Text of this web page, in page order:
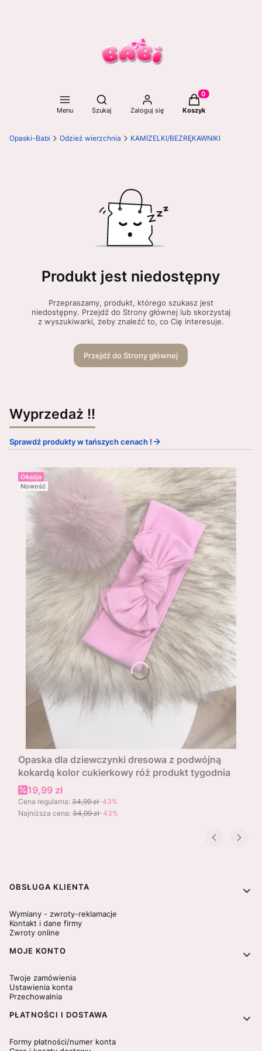
Menu
Otwórz wyszukiwarkę
Szukaj Zaloguj się
Produkty w
Koszyk
Opaski-Babi Odzież wierzchnia KAMIZELKI/BEZRĘKAWNIKI
Produkt jest niedostępny
Przepraszamy, produkt, którego szukasz jest
niedostępny. Przejdź do Strony głównej lub skorzystaj
z wyszukiwarki, żeby znaleźć to, co Cię interesuje.
Przejdź do Strony głównej
Wyprzedaż !!
Sprawdź produkty w tańszych cenach !
Okazja
Nowość
Opaska dla dziewczynki dresowa z podwójną
kokardą kolor cukierkowy róż produkt tygodnia
Cena promocyjna
19,99 zł
Cena regularna: 34,99 zł-43%
Najniższa cena: 34,99 zł-43%
Linki w stopce
OBSŁUGA KLIENTA
Wymiany - zwroty-reklamacje
Kontakt i dane firmy
Zwroty online
MOJE KONTO
Twoje zamówienia
Ustawienia konta
Przechowalnia
PŁATNOŚCI I DOSTAWA
Formy płatności/numer konta